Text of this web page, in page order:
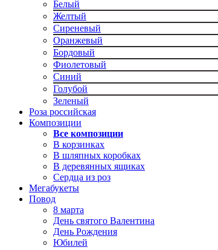
Белый
Желтый
Сиреневый
Оранжевый
Бордовый
Фиолетовый
Синий
Голубой
Зеленый
Роза российская
Композиции
Все композиции
В корзинках
В шляпных коробках
В деревянных ящиках
Сердца из роз
Мегабукеты
Повод
8 марта
День святого Валентина
День Рождения
Юбилей